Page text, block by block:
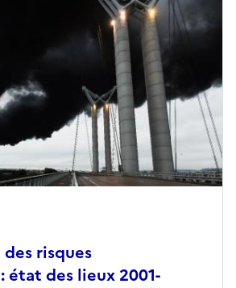
risques
état des lieux 2001-